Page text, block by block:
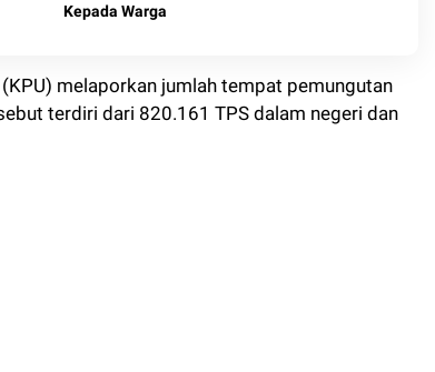
Kepada Warga
melaporkan jumlah tempat pemungutan
terdiri dari 820.161 TPS dalam negeri dan